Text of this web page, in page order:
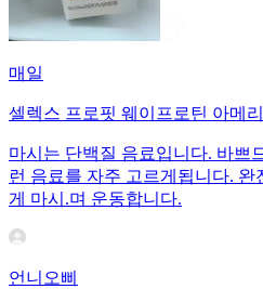
매일
셀렉스 프로핏 웨이프로틴 아메
마시는 단백질 음료입니다. 바쁘
런 음료를 자주 고르게됩니다.
게 마시.며 운동합니다.
언니오삐